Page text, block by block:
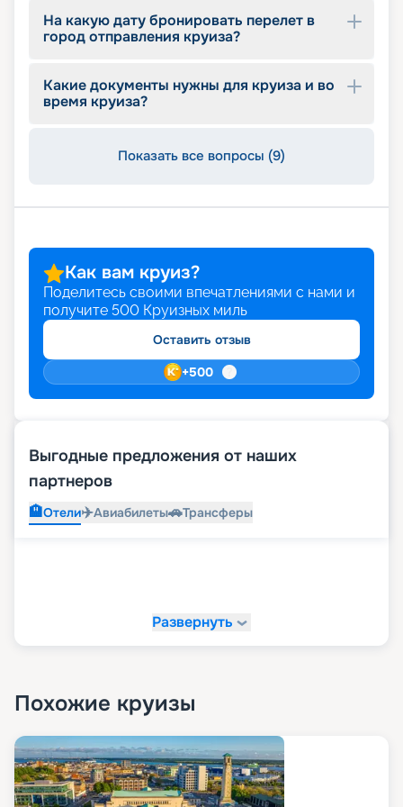
расписание и обзор маршрутов, схему
размещения, план палуб, описание и фото кают,
подходящий тур, можно в режиме онлайн.
На какую дату бронировать перелет в
город отправления круиза?
Какие документы нужны для круиза и во
время круиза?
Показать все вопросы (9)
Как вам круиз?
Поделитесь своими впечатлениями с нами и
получите 500 Круизных миль
Оставить отзыв
+500
Выгодные предложения от наших
партнеров
🏨Отели✈️Авиабилеты🚗Трансферы
Развернуть
Похожие круизы